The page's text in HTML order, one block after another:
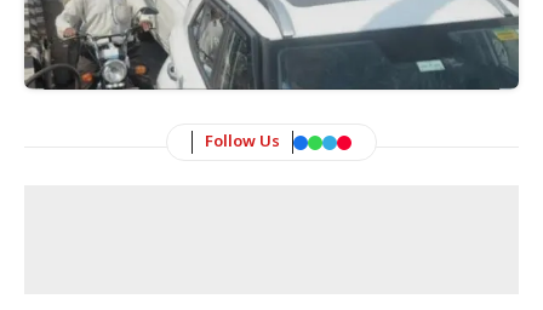
Follow Us